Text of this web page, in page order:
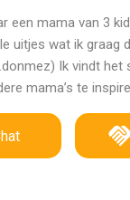
een mama van 3
uitjes wat ik graag
Ik vindt het
mama’s te